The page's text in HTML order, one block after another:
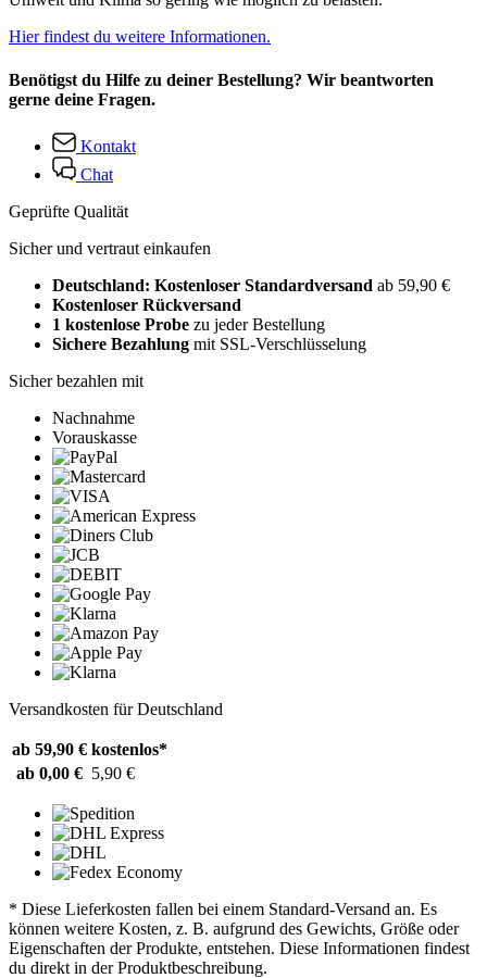
Hier findest du weitere Informationen.
Benötigst du Hilfe zu deiner Bestellung? Wir beantworten
gerne deine Fragen.
Kontakt
Chat
Geprüfte Qualität
Sicher und vertraut einkaufen
Deutschland: Kostenloser Standardversand ab 59,90 €
Kostenloser Rückversand
1 kostenlose Probe zu jeder Bestellung
Sichere Bezahlung mit SSL-Verschlüsselung
Sicher bezahlen mit
Nachnahme
Vorauskasse
Versandkosten für Deutschland
ab 59,90 € kostenlos*
ab 0,00 € 5,90 €
* Diese Lieferkosten fallen bei einem Standard-Versand an. Es
können weitere Kosten, z. B. aufgrund des Gewichts, Größe oder
Eigenschaften der Produkte, entstehen. Diese Informationen findest
du direkt in der Produktbeschreibung.